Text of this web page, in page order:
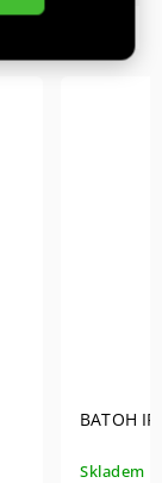
BATOH
Skladem